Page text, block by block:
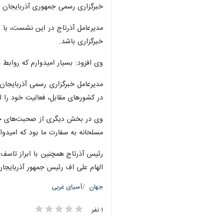
خبرگزاری رسمی جمهوری
مدیرعامل آذرتاج در این نشست،‌
خبرگزاری باشد.
وی افزود: بسیار امیدوارم که
مدیرعامل خبرگزاری رسمی
در کشورهای مقابل،‌ فعالیت خود
وی در بخش دیگری از صحبت‌های
مسلحانه به سفارت ما بود که
رئیس آذرتاج همچنین با ابراز
الهام علی اف رئیس جمهور
جهان آسیای غربی
۱ نفر